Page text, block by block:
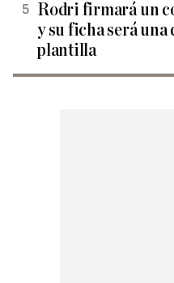
Rodri firmará un
y su ficha será una
plantilla